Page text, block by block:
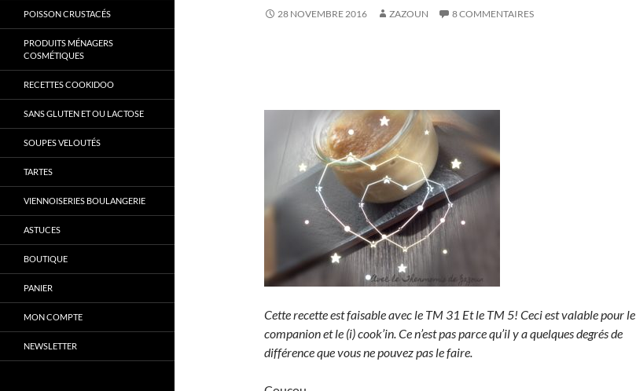
28 NOVEMBRE 2016 ZAZOUN 8 COMMENTAIRES
Cette recette est faisable avec le TM 31 Et le TM 5! Ceci est valable pour le
companion et le (i) cook’in. Ce n’est pas parce qu’il y a quelques degrés de
différence que vous ne pouvez pas le faire.
POISSON CRUSTACÉS
PRODUITS MÉNAGERS
COSMÉTIQUES
RECETTES COOKIDOO
SANS GLUTEN ET OU LACTOSE
SOUPES VELOUTÉS
TARTES
VIENNOISERIES BOULANGERIE
ASTUCES
BOUTIQUE
PANIER
MON COMPTE
NEWSLETTER